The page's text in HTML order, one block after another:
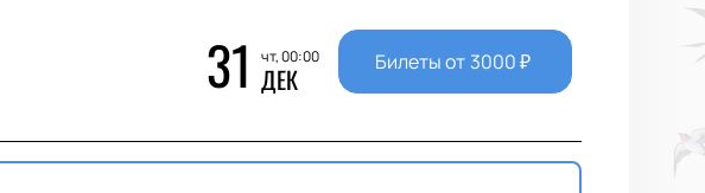
31 чт, 00:00
ДЕК Билеты от 3000₽